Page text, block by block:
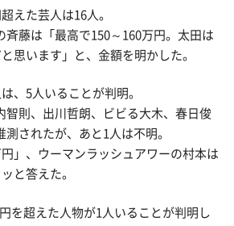
えた芸人は16人。
斉藤は「最高で150～160万円。太田は
思います」と、金額を明かした。
、5人いることが判明。
智則、出川哲朗、ビビる大木、春日俊
されたが、あと1人は不明。
」、ウーマンラッシュアワーの村本は
と答えた。
を超えた人物が1人いることが判明し